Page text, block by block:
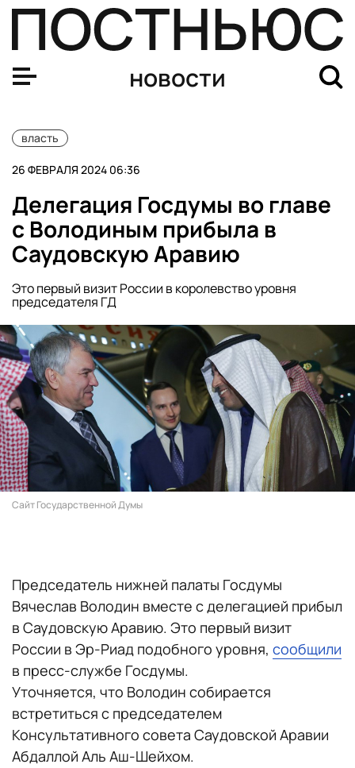
новости
власть
26 ФЕВРАЛЯ 2024 06:36
Делегация Госдумы во главе
с Володиным прибыла в
Саудовскую Аравию
Это первый визит России в королевство уровня
председателя ГД
Сайт Государственной Думы
Председатель нижней палаты Госдумы
Вячеслав Володин вместе с делегацией прибыл
в Саудовскую Аравию. Это первый визит
России в Эр-Риад подобного уровня, сообщили
в пресс-службе Госдумы.
Уточняется, что Володин собирается
встретиться с председателем
Консультативного совета Саудовской Аравии
Абдаллой Аль Аш-Шейхом.
МО Белоруссии: Украина разместила на белорусской